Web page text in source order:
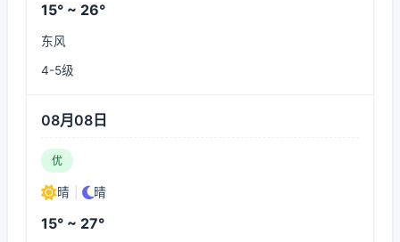
15° ~ 26°
东风
4-5级
08月08日
优
晴 晴
15° ~ 27°